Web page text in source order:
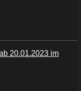
20.01.2023 im